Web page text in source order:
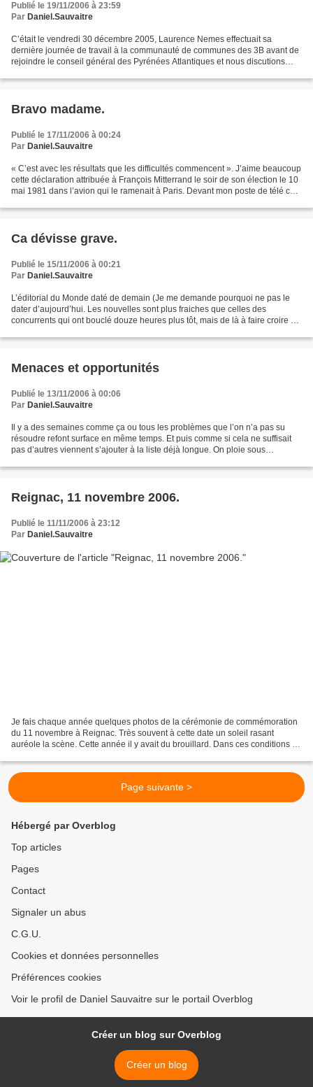
Publié le 19/11/2006 à 23:59
Par Daniel.Sauvaitre
C’était le vendredi 30 décembre 2005, Laurence Nemes effectuait sa
dernière journée de travail à la communauté de communes des 3B avant de
rejoindre le conseil général des Pyrénées Atlantiques et nous discutions
Bravo madame.
Publié le 17/11/2006 à 00:24
Par Daniel.Sauvaitre
« C’est avec les résultats que les difficultés commencent ». J’aime beaucoup
cette déclaration attribuée à François Mitterrand le soir de son élection le 10
mai 1981 dans l’avion qui le ramenait à Paris. Devant mon poste de télé ce
Ca dévisse grave.
Publié le 15/11/2006 à 00:21
Par Daniel.Sauvaitre
L’éditorial du Monde daté de demain (Je me demande pourquoi ne pas le
dater d’aujourd’hui. Les nouvelles sont plus fraiches que celles des
concurrents qui ont bouclé douze heures plus tôt, mais de là à faire croire à
Menaces et opportunités
Publié le 13/11/2006 à 00:06
Par Daniel.Sauvaitre
Il y a des semaines comme ça ou tous les problèmes que l’on n’a pas su
résoudre refont surface en même temps. Et puis comme si cela ne suffisait
pas d’autres viennent s’ajouter à la liste déjà longue. On ploie sous
Reignac, 11 novembre 2006.
Publié le 11/11/2006 à 23:12
Par Daniel.Sauvaitre
Je fais chaque année quelques photos de la cérémonie de commémoration
du 11 novembre à Reignac. Très souvent à cette date un soleil rasant
auréole la scène. Cette année il y avait du brouillard. Dans ces conditions de
Page suivante >
Hébergé par Overblog
Top articles
Pages
Contact
Signaler un abus
C.G.U.
Cookies et données personnelles
Préférences cookies
Voir le profil de Daniel Sauvaitre sur le portail Overblog
Créer un blog sur Overblog
Créer un blog